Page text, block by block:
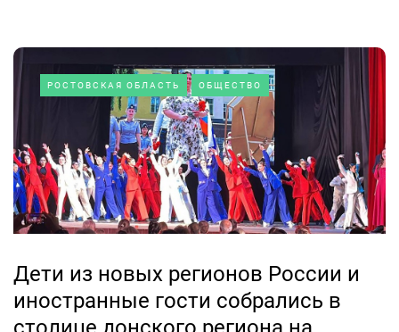
РОСТОВСКАЯ ОБЛАСТЬ ОБЩЕСТВО
Дети из новых регионов России и
иностранные гости собрались в